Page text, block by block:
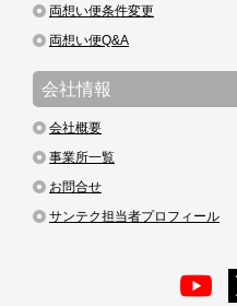
両想い便条件変更
両想い便Q&A
会社情報
会社概要
事業所一覧
お問合せ
サンテク担当者プロフィール